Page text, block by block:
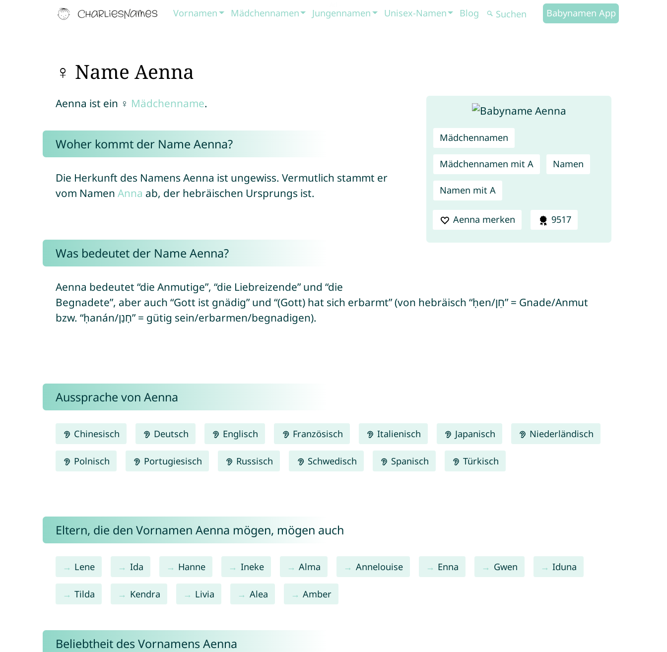
Vornamen Mädchennamen Jungennamen Unisex-Namen Blog Babynamen App
♀ Name Aenna
Mädchennamen
Mädchennamen mit A Namen
Namen mit A
Aenna merken 9517
Aenna ist ein ♀ Mädchenname.
Woher kommt der Name Aenna?
Die Herkunft des Namens Aenna ist ungewiss. Vermutlich stammt er
vom Namen Anna ab, der hebräischen Ursprungs ist.
Was bedeutet der Name Aenna?
Aenna bedeutet “die Anmutige”, “die Liebreizende” und “die
Begnadete”, aber auch “Gott ist gnädig” und “(Gott) hat sich erbarmt” (von hebräisch “ḥen/חֵן” = Gnade/Anmut
bzw. “ḥanán/חָנַן” = gütig sein/erbarmen/begnadigen).
Aussprache von Aenna
Chinesisch Deutsch Englisch Französisch Italienisch Japanisch Niederländisch
Polnisch Portugiesisch Russisch Schwedisch Spanisch Türkisch
Eltern, die den Vornamen Aenna mögen, mögen auch
Lene Ida Hanne Ineke Alma Annelouise Enna Gwen Iduna
Tilda Kendra Livia Alea Amber
Beliebtheit des Vornamens Aenna